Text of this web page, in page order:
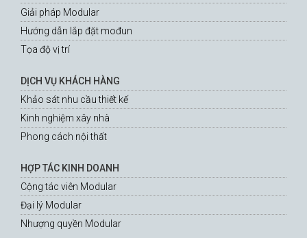
Giải pháp Modular
Hướng dẫn lắp đặt mođun
Tọa độ vị trí
DỊCH VỤ KHÁCH HÀNG
Khảo sát nhu cầu thiết kế
Kinh nghiệm xây nhà
Phong cách nội thất
HỢP TÁC KINH DOANH
Cộng tác viên Modular
Đại lý Modular
Nhượng quyền Modular